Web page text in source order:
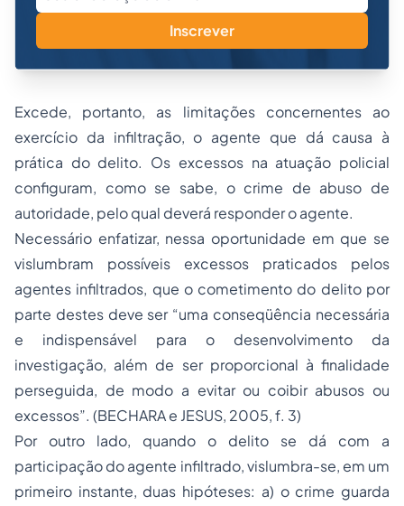
Inscrever
Excede, portanto, as limitações concernentes ao
exercício da infiltração, o agente que dá causa à
prática do delito. Os excessos na atuação policial
configuram, como se sabe, o crime de abuso de
autoridade, pelo qual deverá responder o agente.
Necessário enfatizar, nessa oportunidade em que se
vislumbram possíveis excessos praticados pelos
agentes infiltrados, que o cometimento do delito por
parte destes deve ser “uma conseqüência necessária
e indispensável para o desenvolvimento da
investigação, além de ser proporcional à finalidade
perseguida, de modo a evitar ou coibir abusos ou
excessos”. (BECHARA e JESUS, 2005, f. 3)
Por outro lado, quando o delito se dá com a
participação do agente infiltrado, vislumbra-se, em um
primeiro instante, duas hipóteses: a) o crime guarda